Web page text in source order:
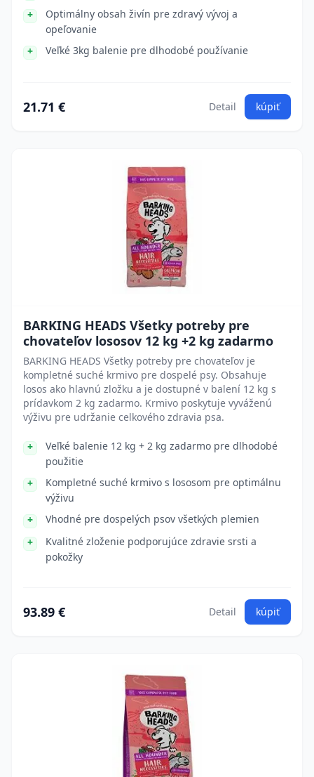
Optimálny obsah živín pre zdravý vývoj a
opeľovanie
Veľké 3kg balenie pre dlhodobé používanie
21.71 € Detail kúpiť
BARKING HEADS Všetky potreby pre
chovateľov lososov 12 kg +2 kg zadarmo
BARKING HEADS Všetky potreby pre chovateľov je
kompletné suché krmivo pre dospelé psy. Obsahuje
losos ako hlavnú zložku a je dostupné v balení 12 kg s
prídavkom 2 kg zadarmo. Krmivo poskytuje vyváženú
výživu pre udržanie celkového zdravia psa.
Veľké balenie 12 kg + 2 kg zadarmo pre dlhodobé
použitie
Kompletné suché krmivo s lososom pre optimálnu
výživu
Vhodné pre dospelých psov všetkých plemien
Kvalitné zloženie podporujúce zdravie srsti a
pokožky
93.89 € Detail kúpiť